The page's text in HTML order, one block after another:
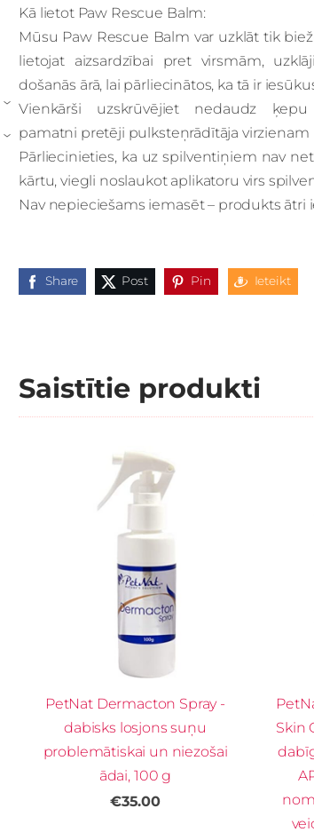
›
›
Kā lietot Paw Rescue Balm:
Mūsu Paw Rescue Balm var uzklāt tik
lietojat aizsardzībai pret virsmām,
došanās ārā, lai pārliecinātos, ka tā ir
Vienkārši uzskrūvējiet nedaudz
pamatni pretēji pulksteņrādītāja virzienam
Pārliecinieties, ka uz spilventiņiem nav
kārtu, viegli noslaukot aplikatoru virs
Nav nepieciešams iemasēt – produkts ātri
Share Post Pin Ieteikt
Saistītie produkti
PetNat Dermacton Spray -
dabisks losjons suņu
problemātiskai un niezošai
ādai, 100 g
€35.00
Skin